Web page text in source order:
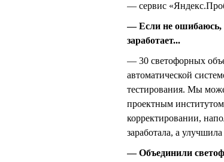
— сервис
— Если не ошибаюсь,
заработает...
— 30 светофорных
автоматической
тестирования. Мы
проектным
корректировании,
заработала, а
— Объединили